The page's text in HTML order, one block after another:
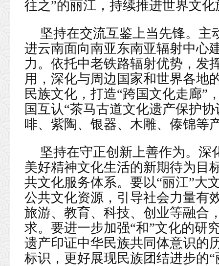
往之”的丽江，持续推进世界文
坚持在交流互鉴上当先锋。主
进云南面向南亚东南亚辐射中心
力。依托中老铁路辐射优势，发
用，深化与周边国家和世界各地
民族文化，打造“跨国文化走廊”
国互认“茶马古道文化遗产保护
啡、紫陶、银器、木雕、傣锦等
坚持在守正创新上善作为。深
美好精神文化生活的新期待为目
共文化服务体系。要以“丽江”大
公共文化资源，引导社会力量有
旅游、教育、科技、创业等融合
求。要进一步加强“和”文化的研
遗产印证中华民族共同体意识的
标识，更好展现民族团结进步的“